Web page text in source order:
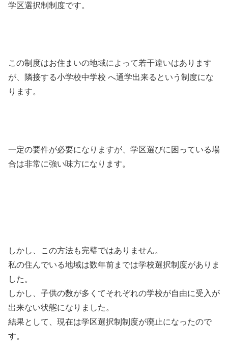
学区選択制制度です。
この制度はお住まいの地域によって若干違いはあります
が、隣接する小学校中学校 へ通学出来るという制度にな
ります。
一定の要件が必要になりますが、学区選びに困っている場
合は非常に強い味方になります。
しかし、この方法も完璧ではありません。
私の住んでいる地域は数年前までは学校選択制度がありま
した。
しかし、子供の数が多くてそれぞれの学校が自由に受入が
出来ない状態になりました。
結果として、現在は学区選択制制度が廃止になったので
す。